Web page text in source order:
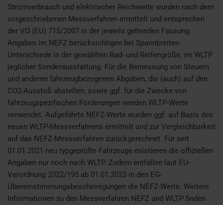
Stromverbrauch und elektrischer Reichweite wurden nach dem
vorgeschriebenen Messverfahren ermittelt und entsprechen
der VO (EU) 715/2007 in der jeweils geltenden Fassung.
Angaben im NEFZ berücksichtigen bei Spannbreiten
Unterschiede in der gewählten Rad- und Reifengröße, im WLTP
jeglicher Sonderausstattung. Für die Bemessung von Steuern
und anderen fahrzeugbezogenen Abgaben, die (auch) auf den
CO2-Ausstoß abstellen, sowie ggf. für die Zwecke von
fahrzeugspezifischen Förderungen werden WLTP-Werte
verwendet. Aufgeführte NEFZ-Werte wurden ggf. auf Basis des
neuen WLTP-Messverfahrens ermittelt und zur Vergleichbarkeit
auf das NEFZ-Messverfahren zurückgerechnet. Für seit
01.01.2021 neu typgeprüfte Fahrzeuge existieren die offiziellen
Angaben nur noch nach WLTP. Zudem entfallen laut EU-
Verordnung 2022/195 ab 01.01.2023 in den EG-
Übereinstimmungsbescheinigungen die NEFZ-Werte. Weitere
Informationen zu den Messverfahren NEFZ und WLTP finden